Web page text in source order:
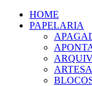
HOME
PAPELARIA